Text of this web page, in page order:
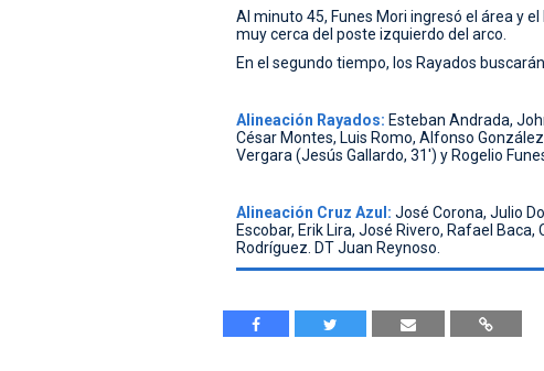
Al minuto 45, Funes Mori ingresó el área y
muy cerca del poste izquierdo del arco.
En el segundo tiempo, los Rayados
Alineación Rayados: Esteban Andrada,
César Montes, Luis Romo, Alfonso
Vergara (Jesús Gallardo, 31') y Rogelio
Alineación Cruz Azul: José Corona, Julio
Escobar, Erik Lira, José Rivero, Rafael
Rodríguez. DT Juan Reynoso.